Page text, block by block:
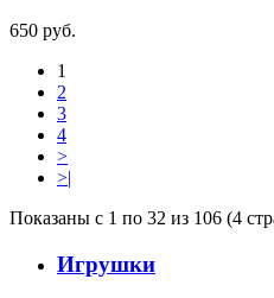
650 руб.
1
2
3
4
>
>|
Показаны с 1 по 32 из 106 (4
Игрушки